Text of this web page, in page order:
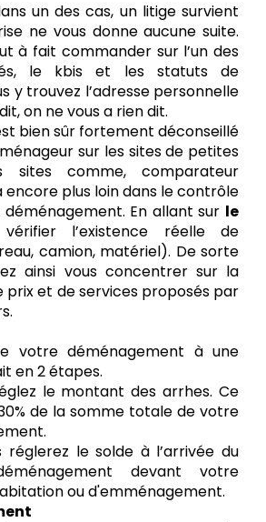
un des cas, un litige survient
ne vous donne aucune suite.
à fait commander sur l’un des
le kbis et les statuts de
y trouvez l’adresse personnelle
on ne vous a rien dit.
bien sûr fortement déconseillé
sur les sites de petites
sites comme, comparateur
encore plus loin dans le contrôle
En allant sur le
l’existence réelle de
camion, matériel). De sorte
ainsi vous concentrer sur la
prix et de services proposés par
votre déménagement à une
en 2 étapes.
le montant des arrhes. Ce
de la somme totale de votre
réglerez le solde à l’arrivée du
devant votre
ou d'emménagement.